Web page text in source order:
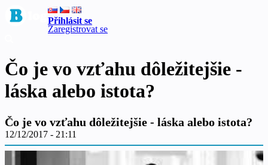
Přihlásit se
Zaregistrovat se
Čo je vo vzťahu dôležitejšie -
láska alebo istota?
Čo je vo vzťahu dôležitejšie - láska alebo istota?
12/12/2017 - 21:11